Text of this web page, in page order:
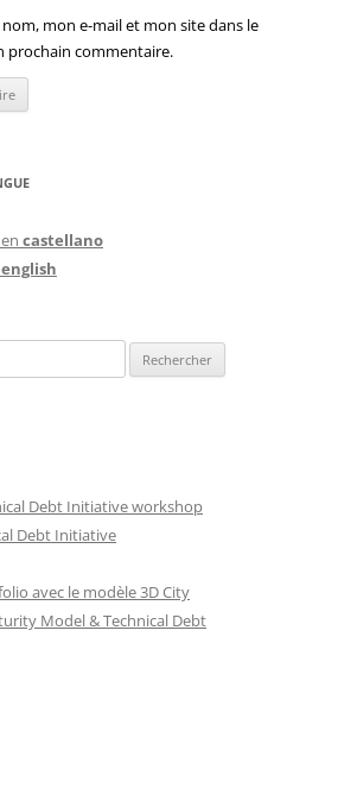
mon e-mail et mon site dans le
prochain commentaire.
castellano
english
Debt Initiative workshop
Debt Initiative
avec le modèle 3D City
Model & Technical Debt